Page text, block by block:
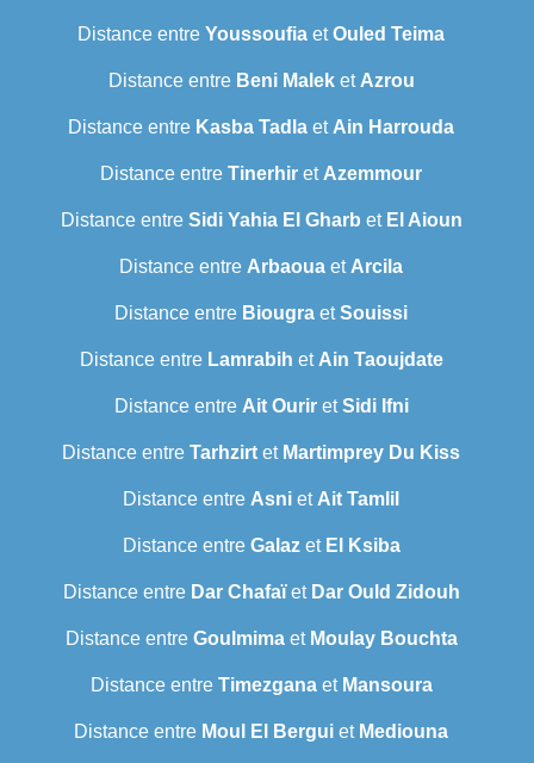
Distance entre Youssoufia etOuled Teima
Distance entre Beni Maleket Azrou
Distance entre Kasba Tadla et Ain Harrouda
Distance entre Tinerhir et Azemmour
Distance entre Sidi Yahia El Gharb et El Aioun
Distance entre Arbaoua et Arcila
Distance entre Biougra etSouissi
Distance entre Lamrabih et Ain Taoujdate
Distance entre Ait OuriretSidi Ifni
Distance entre Tarhzirt et Martimprey Du Kiss
Distance entre Asni et Ait Tamlil
Distance entre Galazet El Ksiba
Distance entre Dar Chafaïet Dar Ould Zidouh
Distance entre Goulmimaet Moulay Bouchta
Distance entre Timezganaet Mansoura
Distance entre Moul El Bergui et Mediouna